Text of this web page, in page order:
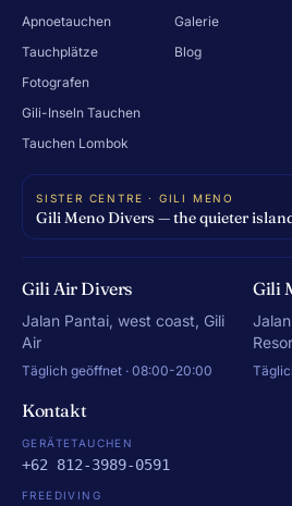
Apnoetauchen
Tauchplätze
Fotografen
Gili-Inseln Tauchen
Tauchen Lombok
Galerie
Blog
SISTER CENTRE · GILI MENO
Gili Meno Divers — the quieter
Gili Air Divers
Jalan Pantai, west coast, Gili
Air
Täglich geöffnet · 08:00-20:00
Gili
Kontakt
GERÄTETAUCHEN
+62 812-3989-0591
FREEDIVING